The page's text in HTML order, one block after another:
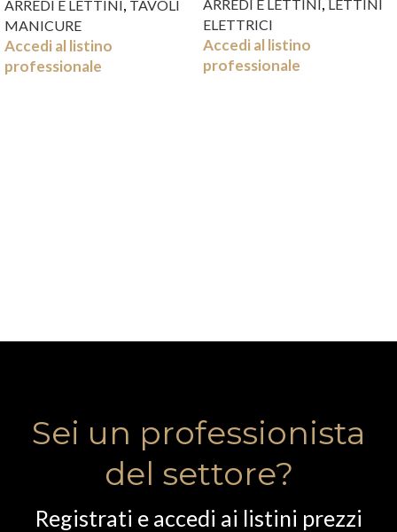
ARREDI E LETTINI, TAVOLI
MANICURE
Accedi al listino
professionale
ARREDI E LETTINI, LETTINI
ELETTRICI
Accedi al listino
professionale
Sei un professionista
del settore?
Registrati e accedi ai listini prezzi